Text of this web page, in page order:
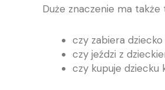
Duże znaczenie ma
czy zabiera
czy jeździ z
czy kupuje dziecku